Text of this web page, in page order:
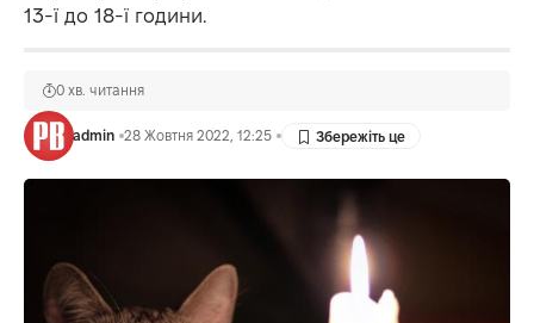
13-ї до 18-ї години.
admin 28 Жовтня 2022, 12:25
0 хв. читання